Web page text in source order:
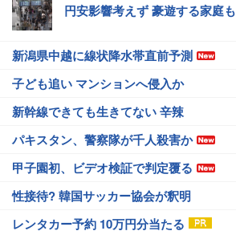
円安影響考えず 豪遊する家庭も
新潟県中越に線状降水帯直前予測
子ども追い マンションへ侵入か
新幹線できても生きてない 辛辣
パキスタン、警察隊が千人殺害か
甲子園初、ビデオ検証で判定覆る
性接待? 韓国サッカー協会が釈明
レンタカー予約 10万円分当たる